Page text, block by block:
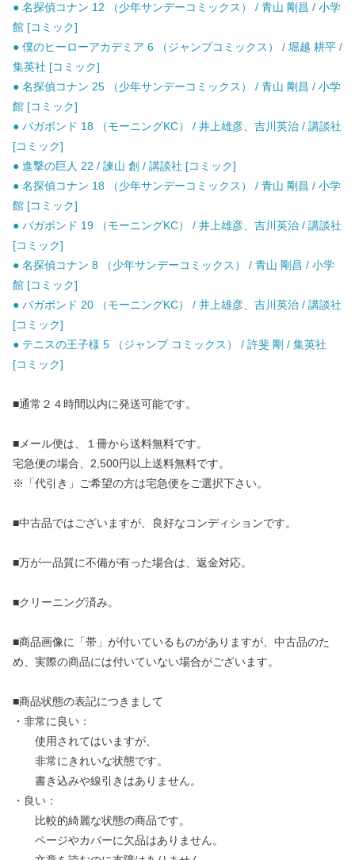
● 名探偵コナン 12 （少年サンデーコミックス） / 青山 剛昌 / 小学
館 [コミック]
● 僕のヒーローアカデミア 6 （ジャンプコミックス） / 堀越 耕平 /
集英社 [コミック]
● 名探偵コナン 25 （少年サンデーコミックス） / 青山 剛昌 / 小学
館 [コミック]
● バガボンド 18 （モーニングKC） / 井上雄彦、吉川英治 / 講談社
[コミック]
● 進撃の巨人 22 / 諫山 創 / 講談社 [コミック]
● 名探偵コナン 18 （少年サンデーコミックス） / 青山 剛昌 / 小学
館 [コミック]
● バガボンド 19 （モーニングKC） / 井上雄彦、吉川英治 / 講談社
[コミック]
● 名探偵コナン 8 （少年サンデーコミックス） / 青山 剛昌 / 小学
館 [コミック]
● バガボンド 20 （モーニングKC） / 井上雄彦、吉川英治 / 講談社
[コミック]
● テニスの王子様 5 （ジャンプ コミックス） / 許斐 剛 / 集英社
[コミック]
■通常２４時間以内に発送可能です。
■メール便は、１冊から送料無料です。
宅急便の場合、2,500円以上送料無料です。
※「代引き」ご希望の方は宅急便をご選択下さい。
■中古品ではございますが、良好なコンディションです。
■万が一品質に不備が有った場合は、返金対応。
■クリーニング済み。
■商品画像に「帯」が付いているものがありますが、中古品のた
め、実際の商品には付いていない場合がございます。
■商品状態の表記につきまして
・非常に良い：
使用されてはいますが、
非常にきれいな状態です。
書き込みや線引きはありません。
・良い：
比較的綺麗な状態の商品です。
ページやカバーに欠品はありません。